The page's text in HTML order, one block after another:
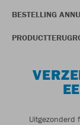
BESTELLING
Uitgezonderd